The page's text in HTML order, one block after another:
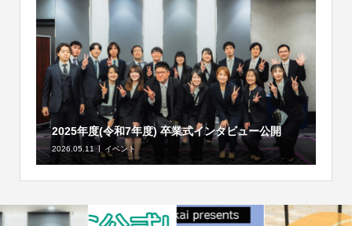
2025年度(令和7年度) 卒業式インタビュー公開
2026.05.11 イベント